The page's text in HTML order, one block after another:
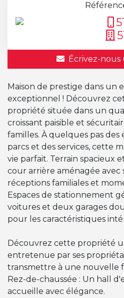
Écrivez-nous
Maison de prestige dans un
exceptionnel ! Découvrez
propriété située dans un
croissant paisible et
familles. À quelques pas des
parcs et des services, cette
vie parfait. Terrain spacieux
cour arrière aménagée avec
réceptions familiales et
Espaces de stationnement
voitures et deux garages
pour les caractéristiques
Découvrez cette propriété
entretenue par ses
transmettre à une nouvelle
Rez-de-chaussée : Un hall
accueille avec élégance.